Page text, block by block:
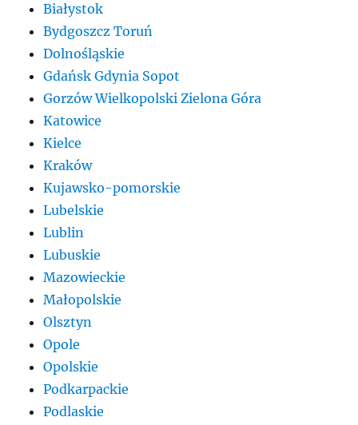
Białystok
Bydgoszcz Toruń
Dolnośląskie
Gdańsk Gdynia Sopot
Gorzów Wielkopolski Zielona Góra
Katowice
Kielce
Kraków
Kujawsko-pomorskie
Lubelskie
Lublin
Lubuskie
Mazowieckie
Małopolskie
Olsztyn
Opole
Opolskie
Podkarpackie
Podlaskie